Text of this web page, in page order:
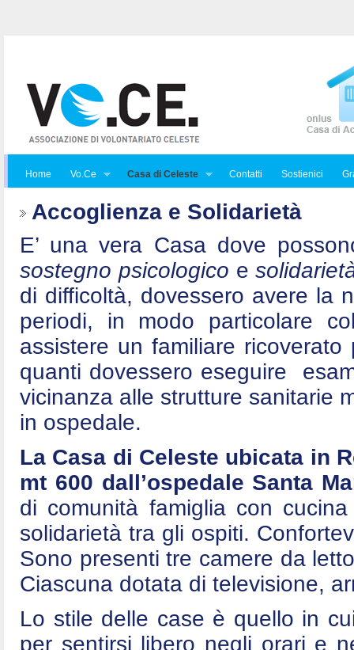
Home Vo.Ce Casa di Celeste Contatti Sostienici
Accoglienza e Solidarietà
E’ una vera Casa dove
sostegno psicologico e
di difficoltà, dovessero avere la
periodi, in modo particolare
assistere un familiare
quanti dovessero eseguire
vicinanza alle strutture sanitarie
in ospedale.
La Casa di Celeste ubicata in
mt 600 dall’ospedale Santa
di comunità famiglia con
solidarietà tra gli ospiti.
Sono presenti tre camere da
Ciascuna dotata di televisione,
Lo stile delle case è quello in
per sentirsi libero negli orari e